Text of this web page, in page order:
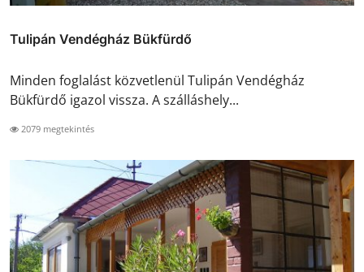
Tulipán Vendégház Bükfürdő
Minden foglalást közvetlenül Tulipán Vendégház
Bükfürdő igazol vissza. A szálláshely...
2079 megtekintés